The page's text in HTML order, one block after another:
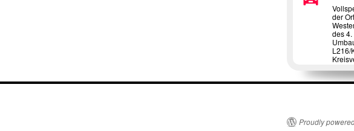
der
des
L216/
Proudly